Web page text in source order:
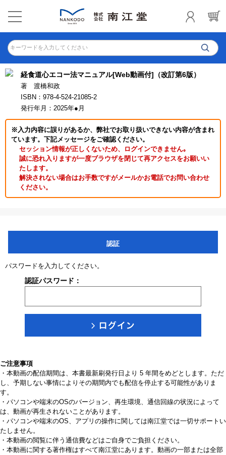
キーワードを入力してください
経食道心エコー法マニュアル[Web動画付]（改訂第6版）
著 渡橋和政
ISBN：978-4-524-21085-2
発行年月：2025年●月
※入力内容に誤りがあるか、弊社でお取り扱いできない内容が含まれ
ています。下記メッセージをご確認ください。
セッション情報が正しくないため、ログインできません｡
誠に恐れ入りますが一度ブラウザを閉じて再アクセスをお願いい
たします。
解決されない場合はお手数ですがメールかお電話でお問い合わせ
ください。
認証
パスワードを入力してください。
認証パスワード：
ご注意事項
・本動画の配信期間は、本書最新刷発行日より 5 年間をめどとします。ただ
し、予期しない事情によりその期間内でも配信を停止する可能性がありま
す。
・パソコンや端末のOSのバージョン、再生環境、通信回線の状況によって
は、動画が再生されないことがあります。
・パソコンや端末のOS、アプリの操作に関しては南江堂では一切サポートい
たしません。
・本動画の閲覧に伴う通信費などはご自身でご負担ください。
・本動画に関する著作権はすべて南江堂にあります。動画の一部または全部